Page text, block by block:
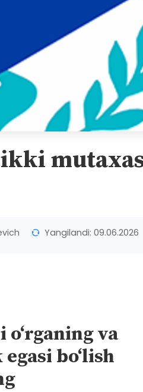
Yangilandi: 09.06.2026
va
bo‘lish